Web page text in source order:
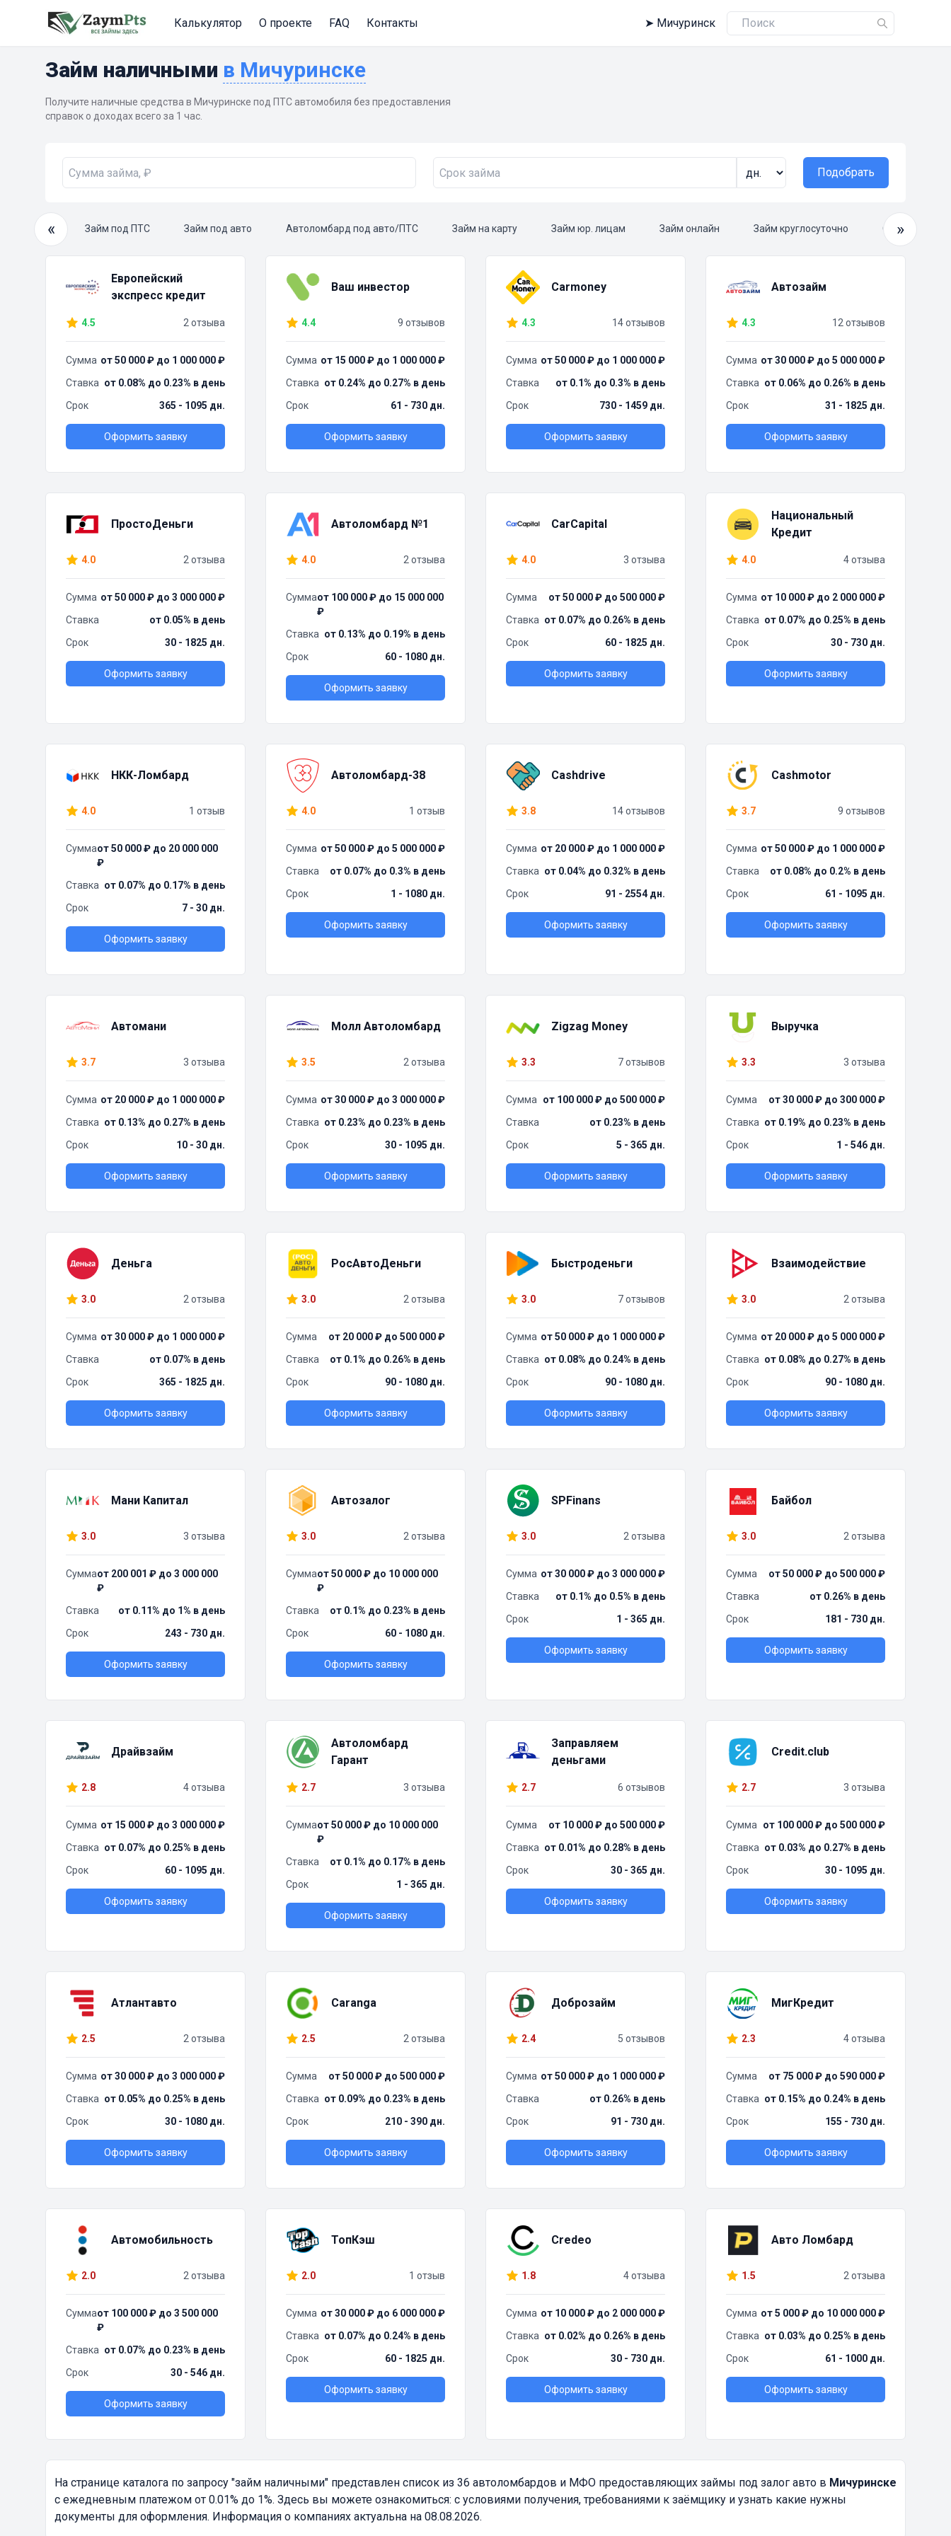
Калькулятор О проекте FAQ Контакты ➤ Мичуринск
Займ наличными в Мичуринске
Получите наличные средства в Мичуринске под ПТС автомобиля без предоставления
справок о доходах всего за 1 час.
Подобрать
«
займ Займ под ПТС Займ под авто Автоломбард под авто/ПТС Займ на карту Займ юр. лицам Займ онлайн Займ круглосуточно Срочный займ
»
Европейский
экспресс кредит
4.5 2 отзыва
Сумма от 50 000 ₽ до 1 000 000 ₽
Ставка от 0.08% до 0.23% в день
Срок
365 - 1095 дн.
Оформить заявку
Ваш инвестор
4.4 9 отзывов
Сумма от 15 000 ₽ до 1 000 000 ₽
Ставка от 0.24% до 0.27% в день
Срок
61 - 730 дн.
Оформить заявку
Carmoney
4.3 14 отзывов
Сумма от 50 000 ₽ до 1 000 000 ₽
Ставка
от 0.1% до 0.3% в день
Срок
730 - 1459 дн.
Оформить заявку
Автозайм
4.3 12 отзывов
Сумма от 30 000 ₽ до 5 000 000 ₽
Ставка от 0.06% до 0.26% в день
Срок
31 - 1825 дн.
Оформить заявку
ПростоДеньги
4.0 2 отзыва
Сумма от 50 000 ₽ до 3 000 000 ₽
Ставка
от 0.05% в день
Срок
30 - 1825 дн.
Оформить заявку
Автоломбард №1
4.0 2 отзыва
Суммаот 100 000 ₽ до 15 000 000
₽
Ставка от 0.13% до 0.19% в день
Срок
60 - 1080 дн.
Оформить заявку
CarCapital
4.0 3 отзыва
Сумма
от 50 000 ₽ до 500 000 ₽
Ставка от 0.07% до 0.26% в день
Срок
60 - 1825 дн.
Оформить заявку
Национальный
Кредит
4.0 4 отзыва
Сумма от 10 000 ₽ до 2 000 000 ₽
Ставка от 0.07% до 0.25% в день
Срок
30 - 730 дн.
Оформить заявку
НКК-Ломбард
4.0 1 отзыв
Суммаот 50 000 ₽ до 20 000 000
₽
Ставка от 0.07% до 0.17% в день
Срок
7 - 30 дн.
Оформить заявку
Автоломбард-38
4.0 1 отзыв
Сумма от 50 000 ₽ до 5 000 000 ₽
Ставка
от 0.07% до 0.3% в день
Срок
1 - 1080 дн.
Оформить заявку
Cashdrive
3.8 14 отзывов
Сумма от 20 000 ₽ до 1 000 000 ₽
Ставка от 0.04% до 0.32% в день
Срок
91 - 2554 дн.
Оформить заявку
Cashmotor
3.7 9 отзывов
Сумма от 50 000 ₽ до 1 000 000 ₽
Ставка
от 0.08% до 0.2% в день
Срок
61 - 1095 дн.
Оформить заявку
Автомани
3.7 3 отзыва
Сумма от 20 000 ₽ до 1 000 000 ₽
Ставка от 0.13% до 0.27% в день
Срок
10 - 30 дн.
Оформить заявку
Молл Автоломбард
3.5 2 отзыва
Сумма от 30 000 ₽ до 3 000 000 ₽
Ставка от 0.23% до 0.23% в день
Срок
30 - 1095 дн.
Оформить заявку
Zigzag Money
3.3 7 отзывов
Сумма
от 100 000 ₽ до 500 000 ₽
Ставка
от 0.23% в день
Срок
5 - 365 дн.
Оформить заявку
Выручка
3.3 3 отзыва
Сумма
от 30 000 ₽ до 300 000 ₽
Ставка от 0.19% до 0.23% в день
Срок
1 - 546 дн.
Оформить заявку
Деньга
3.0 2 отзыва
Сумма от 30 000 ₽ до 1 000 000 ₽
Ставка
от 0.07% в день
Срок
365 - 1825 дн.
Оформить заявку
РосАвтоДеньги
3.0 2 отзыва
Сумма
от 20 000 ₽ до 500 000 ₽
Ставка
от 0.1% до 0.26% в день
Срок
90 - 1080 дн.
Оформить заявку
Быстроденьги
3.0 7 отзывов
Сумма от 50 000 ₽ до 1 000 000 ₽
Ставка от 0.08% до 0.24% в день
Срок
90 - 1080 дн.
Оформить заявку
Взаимодействие
3.0 2 отзыва
Сумма от 20 000 ₽ до 5 000 000 ₽
Ставка от 0.08% до 0.27% в день
Срок
90 - 1080 дн.
Оформить заявку
Мани Капитал
3.0 3 отзыва
Суммаот 200 001 ₽ до 3 000 000
₽
Ставка
от 0.11% до 1% в день
Срок
243 - 730 дн.
Оформить заявку
Автозалог
3.0 2 отзыва
Суммаот 50 000 ₽ до 10 000 000
₽
Ставка
от 0.1% до 0.23% в день
Срок
60 - 1080 дн.
Оформить заявку
SPFinans
3.0 2 отзыва
Сумма от 30 000 ₽ до 3 000 000 ₽
Ставка
от 0.1% до 0.5% в день
Срок
1 - 365 дн.
Оформить заявку
Байбол
3.0 2 отзыва
Сумма
от 50 000 ₽ до 500 000 ₽
Ставка
от 0.26% в день
Срок
181 - 730 дн.
Оформить заявку
Драйвзайм
2.8 4 отзыва
Сумма от 15 000 ₽ до 3 000 000 ₽
Ставка от 0.07% до 0.25% в день
Срок
60 - 1095 дн.
Оформить заявку
Автоломбард
Гарант
2.7 3 отзыва
Суммаот 50 000 ₽ до 10 000 000
₽
Ставка
от 0.1% до 0.17% в день
Срок
1 - 365 дн.
Оформить заявку
Заправляем
деньгами
2.7 6 отзывов
Сумма
от 10 000 ₽ до 500 000 ₽
Ставка от 0.01% до 0.28% в день
Срок
30 - 365 дн.
Оформить заявку
Credit.club
2.7 3 отзыва
Сумма
от 100 000 ₽ до 500 000 ₽
Ставка от 0.03% до 0.27% в день
Срок
30 - 1095 дн.
Оформить заявку
Атлантавто
2.5 2 отзыва
Сумма от 30 000 ₽ до 3 000 000 ₽
Ставка от 0.05% до 0.25% в день
Срок
30 - 1080 дн.
Оформить заявку
Caranga
2.5 2 отзыва
Сумма
от 50 000 ₽ до 500 000 ₽
Ставка от 0.09% до 0.23% в день
Срок
210 - 390 дн.
Оформить заявку
Доброзайм
2.4 5 отзывов
Сумма от 50 000 ₽ до 1 000 000 ₽
Ставка
от 0.26% в день
Срок
91 - 730 дн.
Оформить заявку
МигКредит
2.3 4 отзыва
Сумма
от 75 000 ₽ до 590 000 ₽
Ставка от 0.15% до 0.24% в день
Срок
155 - 730 дн.
Оформить заявку
Автомобильность
2.0 2 отзыва
Суммаот 100 000 ₽ до 3 500 000
₽
Ставка от 0.07% до 0.23% в день
Срок
30 - 546 дн.
Оформить заявку
ТопКэш
2.0 1 отзыв
Сумма от 30 000 ₽ до 6 000 000 ₽
Ставка от 0.07% до 0.24% в день
Срок
60 - 1825 дн.
Оформить заявку
Credeo
1.8 4 отзыва
Сумма от 10 000 ₽ до 2 000 000 ₽
Ставка от 0.02% до 0.26% в день
Срок
30 - 730 дн.
Оформить заявку
Авто Ломбард
1.5 2 отзыва
Сумма от 5 000 ₽ до 10 000 000 ₽
Ставка от 0.03% до 0.25% в день
Срок
61 - 1000 дн.
Оформить заявку
На странице каталога по запросу "займ наличными" представлен список из 36 автоломбардов и МФО предоставляющих займы под залог авто в Мичуринске
с ежедневным платежом от 0.01% до 1%. Здесь вы можете ознакомиться: с условиями получения, требованиями к заёмщику и узнать какие нужны
документы для оформления. Информация о компаниях актуальна на 08.08.2026.